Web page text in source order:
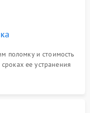
поломку и стоимость
ее устранения